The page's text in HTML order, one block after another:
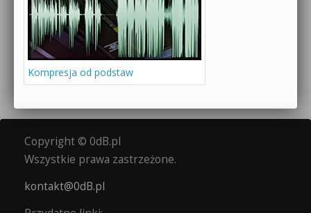
Kompresja od podstaw
Copyright © 0dB.pl
Wszystkie prawa zastrzeżone.
kontakt@0dB.pl